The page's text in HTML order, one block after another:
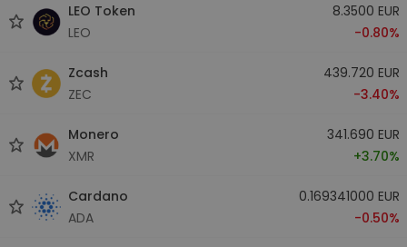
LEO Token
LEO
8.3500 EUR
-0.80%
Zcash
ZEC
439.720 EUR
-3.40%
Monero
XMR
341.690 EUR
+3.70%
Cardano
ADA
0.169341000 EUR
-0.50%